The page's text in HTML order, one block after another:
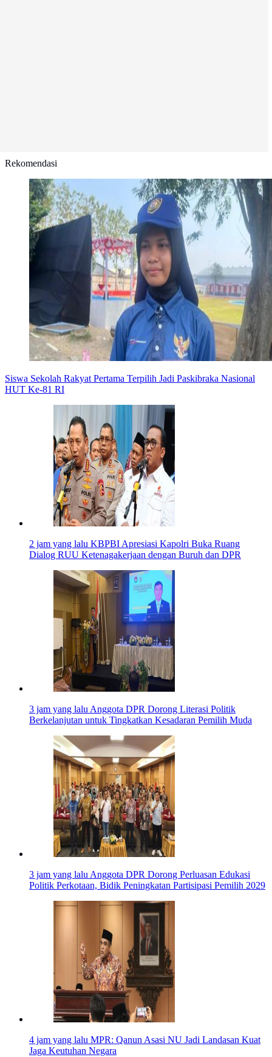
Rekomendasi
Siswa Sekolah Rakyat Pertama Terpilih Jadi Paskibraka Nasional
HUT Ke-81 RI
2 jam yang lalu KBPBI Apresiasi Kapolri Buka Ruang
Dialog RUU Ketenagakerjaan dengan Buruh dan DPR
3 jam yang lalu Anggota DPR Dorong Literasi Politik
Berkelanjutan untuk Tingkatkan Kesadaran Pemilih Muda
3 jam yang lalu Anggota DPR Dorong Perluasan Edukasi
Politik Perkotaan, Bidik Peningkatan Partisipasi Pemilih 2029
4 jam yang lalu MPR: Qanun Asasi NU Jadi Landasan Kuat
Jaga Keutuhan Negara